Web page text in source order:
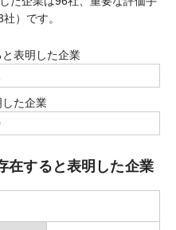
）です。
表明した企業
た企業
在すると表明した企業